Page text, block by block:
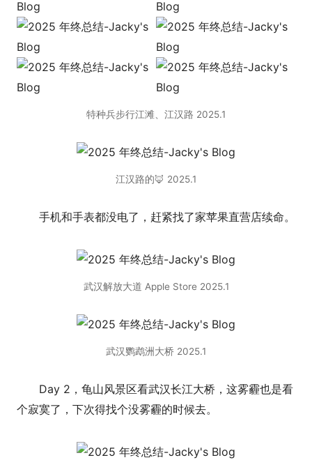
特种兵步行江滩、江汉路 2025.1
江汉路的🦊 2025.1
手机和手表都没电了，赶紧找了家苹果直营店续命。
武汉解放大道 Apple Store 2025.1
武汉鹦鹉洲大桥 2025.1
Day 2，龟山风景区看武汉长江大桥，这雾霾也是看
个寂寞了，下次得找个没雾霾的时候去。